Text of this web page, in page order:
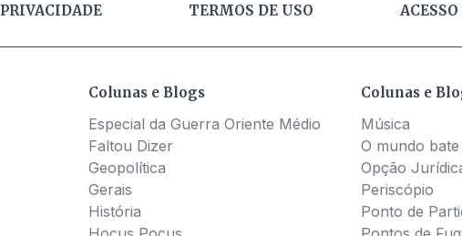
PRIVACIDADE TERMOS DE USO
Colunas e Blogs
Especial da Guerra Oriente Médio
Faltou Dizer
Geopolítica
Gerais
História
Colunas e
Música
O mundo
Opção
Periscópio
Ponto de